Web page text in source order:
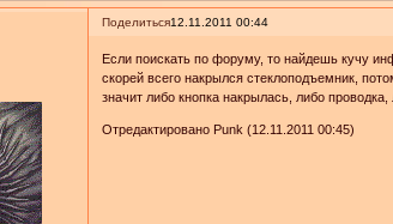
Поделиться12.11.2011 00:44
Если поискать по форуму, то найдешь кучу
скорей всего накрылся стеклоподъемник,
значит либо кнопка накрылась, либо
Отредактировано Punk (12.11.2011 00:45)